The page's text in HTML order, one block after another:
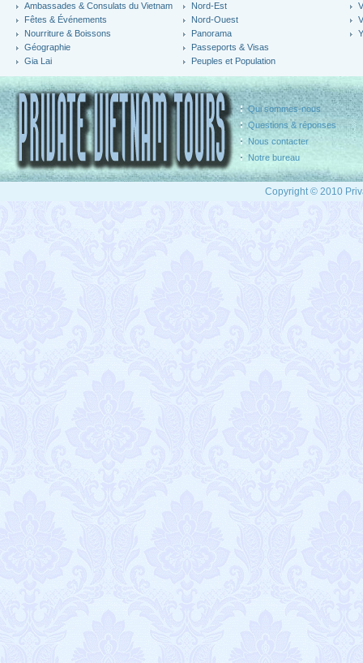
Ambassades & Consulats du Vietnam
Fêtes & Événements
Nourriture & Boissons
Géographie
Gia Lai
Nord-Est
Nord-Ouest
Panorama
Passeports & Visas
Peuples et Population
Qui sommes-nous
Questions & réponses
Nous contacter
Notre bureau
Copyright © 2010